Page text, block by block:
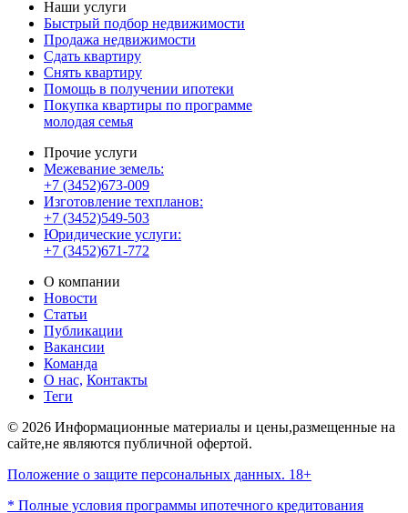
Наши услуги
Быстрый подбор недвижимости
Продажа недвижимости
Сдать квартиру
Снять квартиру
Помощь в получении ипотеки
Покупка квартиры по программе
молодая семья
Прочие услуги
Межевание земель:
+7 (3452)673-009
Изготовление техпланов:
+7 (3452)549-503
Юридические услуги:
+7 (3452)671-772
О компании
Новости
Статьи
Публикации
Вакансии
Команда
О нас, Контакты
Теги
© 2026 Информационные материалы и цены,размещенные на
сайте,не являются публичной офертой.
Положение о защите персональных данных. 18+
* Полные условия программы ипотечного кредитования